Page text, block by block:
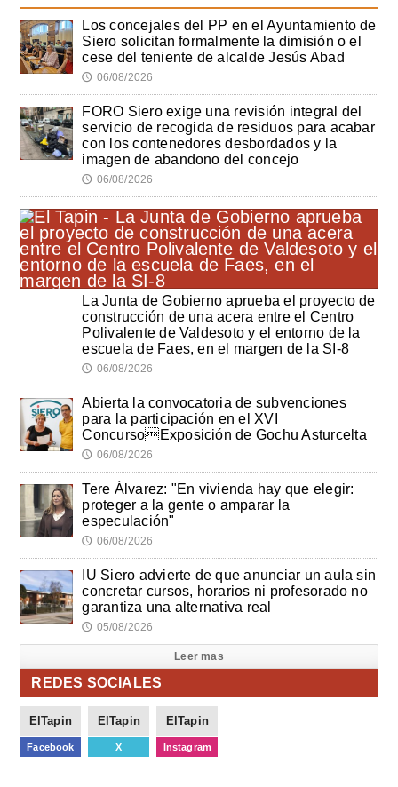
Los concejales del PP en el Ayuntamiento de
Siero solicitan formalmente la dimisión o el
cese del teniente de alcalde Jesús Abad
🕔 06/08/2026
FORO Siero exige una revisión integral del
servicio de recogida de residuos para acabar
con los contenedores desbordados y la
imagen de abandono del concejo
🕔 06/08/2026
La Junta de Gobierno aprueba el proyecto de
construcción de una acera entre el Centro
Polivalente de Valdesoto y el entorno de la
escuela de Faes, en el margen de la SI-8
🕔 06/08/2026
Abierta la convocatoria de subvenciones
para la participación en el XVI
ConcursoExposición de Gochu Asturcelta
🕔 06/08/2026
Tere Álvarez: "En vivienda hay que elegir:
proteger a la gente o amparar la
especulación"
🕔 06/08/2026
IU Siero advierte de que anunciar un aula sin
concretar cursos, horarios ni profesorado no
garantiza una alternativa real
🕔 05/08/2026
Leer mas
REDES SOCIALES
ElTapin
Facebook
ElTapin
X
ElTapin
Instagram